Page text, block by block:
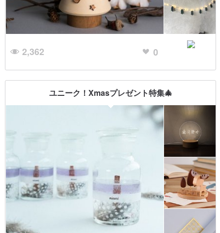
2,362 0
ユニーク！Xmasプレゼント特集🎄